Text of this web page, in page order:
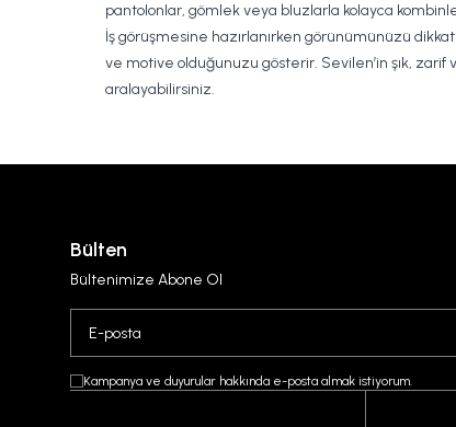
pantolonlar, gömlek veya bluzlarla kolayca
İş görüşmesine hazırlanırken görünümünüzü
ve motive olduğunuzu gösterir. Sevilen’in şık, zarif
aralayabilirsiniz.
Bülten
Bültenimize Abone Ol
Kampanya ve duyurular hakkında e-posta almak istiyorum.